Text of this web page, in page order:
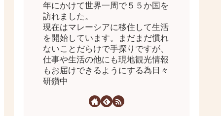
年にかけて世界一周で５５か国を
訪れました。
現在はマレーシアに移住して生活
を開始しています。まだまだ慣れ
ないことだらけで手探りですが、
仕事や生活の他にも現地観光情報
もお届けできるようにする為日々
研鑽中